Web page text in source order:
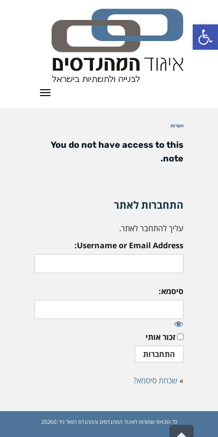
פתח סרגל נגישות
תפריט
הערות
You do not have access to this
note.
התחברות לאתר
עליך להתחבר לאתר.
Username or Email Address:
סיסמא:
זכור אותי
» שכחת סיסמא?
כל הזכויות שמורות לאיגוד המהנדסים והמהנדס רפאל גיל ©2026